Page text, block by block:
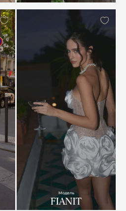
Модель
FIANIT